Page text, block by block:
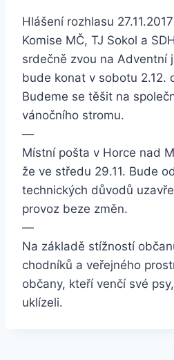
Hlášení rozhlasu 27.11.2017
Komise MČ, TJ Sokol a
srdečně zvou na Adventní
bude konat v sobotu 2.12.
Budeme se těšit na
vánočního stromu.
—
Místní pošta v Horce nad
že ve středu 29.11. Bude
technických důvodů
provoz beze změn.
—
Na základě stížností
chodníků a veřejného
občany, kteří venčí své
uklízeli.